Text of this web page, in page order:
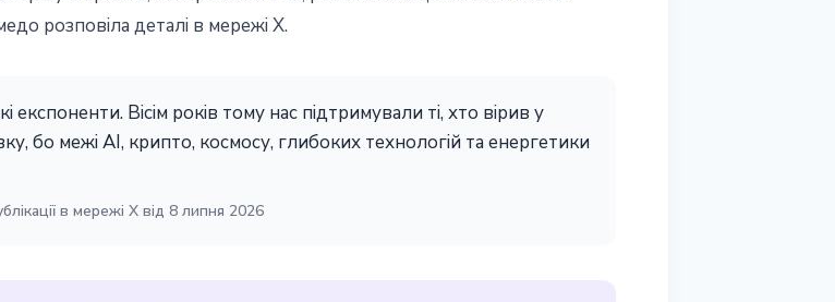
розповіла деталі в мережі X.
експоненти. Вісім років тому нас підтримували ті, хто вірив у
бо межі AI, крипто, космосу, глибоких технологій та енергетики
в мережі X від 8 липня 2026